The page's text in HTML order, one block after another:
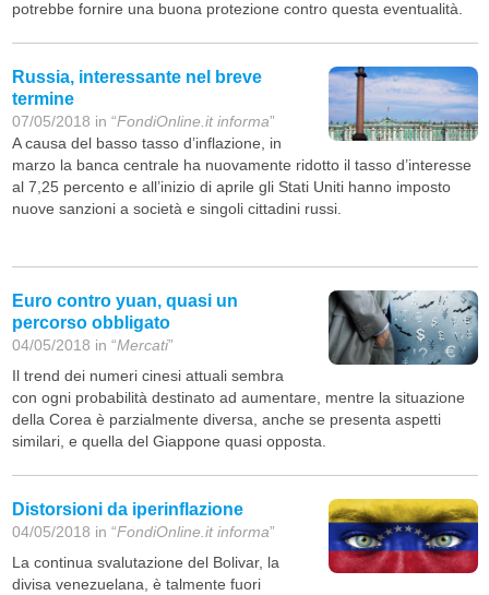
potrebbe fornire una buona protezione contro questa eventualità.
Russia, interessante nel breve
termine
07/05/2018 in “FondiOnline.it informa”
A causa del basso tasso d’inflazione, in
marzo la banca centrale ha nuovamente ridotto il tasso d’interesse
al 7,25 percento e all’inizio di aprile gli Stati Uniti hanno imposto
nuove sanzioni a società e singoli cittadini russi.
Euro contro yuan, quasi un
percorso obbligato
04/05/2018 in “Mercati”
Il trend dei numeri cinesi attuali sembra
con ogni probabilità destinato ad aumentare, mentre la situazione
della Corea è parzialmente diversa, anche se presenta aspetti
similari, e quella del Giappone quasi opposta.
Distorsioni da iperinflazione
04/05/2018 in “FondiOnline.it informa”
La continua svalutazione del Bolivar, la
divisa venezuelana, è talmente fuori